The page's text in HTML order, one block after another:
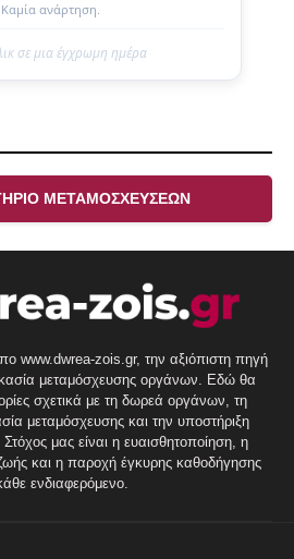
Καμία ανάρτηση.
σε μια έγχρωμη ημέρα
ΜΕΤΑΜΟΣΧΕΥΣΕΩΝ
www.dwrea-zois.gr, την αξιόπιστη πηγή
μεταμόσχευσης οργάνων. Εδώ θα
σχετικά με τη δωρεά οργάνων, τη
μεταμόσχευσης και την υποστήριξη
μας είναι η ευαισθητοποίηση, η
και η παροχή έγκυρης καθοδήγησης
ενδιαφερόμενο.